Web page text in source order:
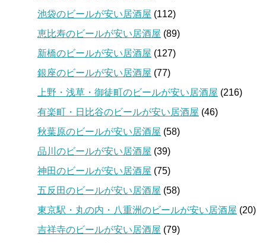
池袋のビールが安い居酒屋 (112)
恵比寿のビールが安い居酒屋 (89)
新橋のビールが安い居酒屋 (127)
銀座のビールが安い居酒屋 (77)
上野・浅草・御徒町のビールが安い居酒屋 (216)
有楽町・日比谷のビールが安い居酒屋 (46)
秋葉原のビールが安い居酒屋 (58)
品川のビールが安い居酒屋 (39)
神田のビールが安い居酒屋 (75)
五反田のビールが安い居酒屋 (58)
東京駅・丸の内・八重洲のビールが安い居酒屋 (20)
吉祥寺のビールが安い居酒屋 (79)